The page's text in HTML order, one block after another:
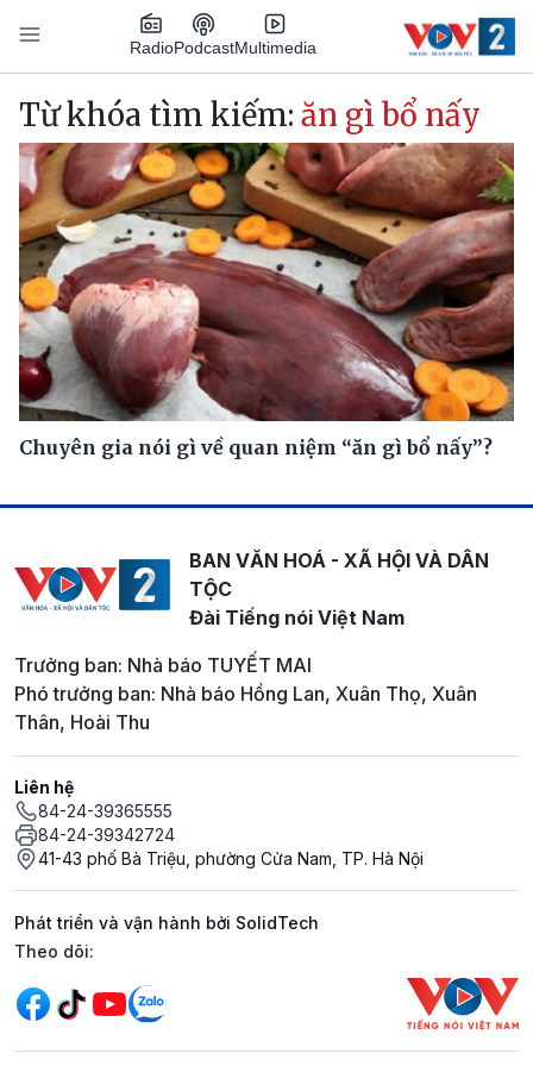
Nhảy đến nội dung
RadioPodcastMultimedia
Main navigation
Từ khóa tìm kiếm: ăn gì bổ nấy
Chuyên gia nói gì về quan niệm “ăn gì bổ nấy”?
BAN VĂN HOÁ - XÃ HỘI VÀ DÂN
TỘC
Đài Tiếng nói Việt Nam
Trưởng ban: Nhà báo TUYẾT MAI
Phó trưởng ban: Nhà báo Hồng Lan, Xuân Thọ, Xuân
Thân, Hoài Thu
Liên hệ
84-24-39365555
84-24-39342724
41-43 phố Bà Triệu, phường Cửa Nam, TP. Hà Nội
Phát triển và vận hành bởi SolidTech
Mạng xã hội
Theo dõi: